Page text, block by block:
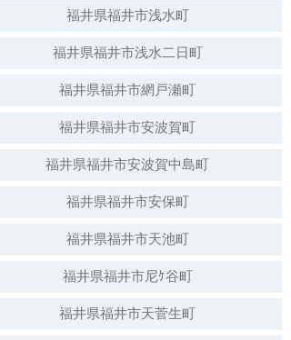
福井県福井市浅水町
福井県福井市浅水二日町
福井県福井市網戸瀬町
福井県福井市安波賀町
福井県福井市安波賀中島町
福井県福井市安保町
福井県福井市天池町
福井県福井市尼ｹ谷町
福井県福井市天菅生町